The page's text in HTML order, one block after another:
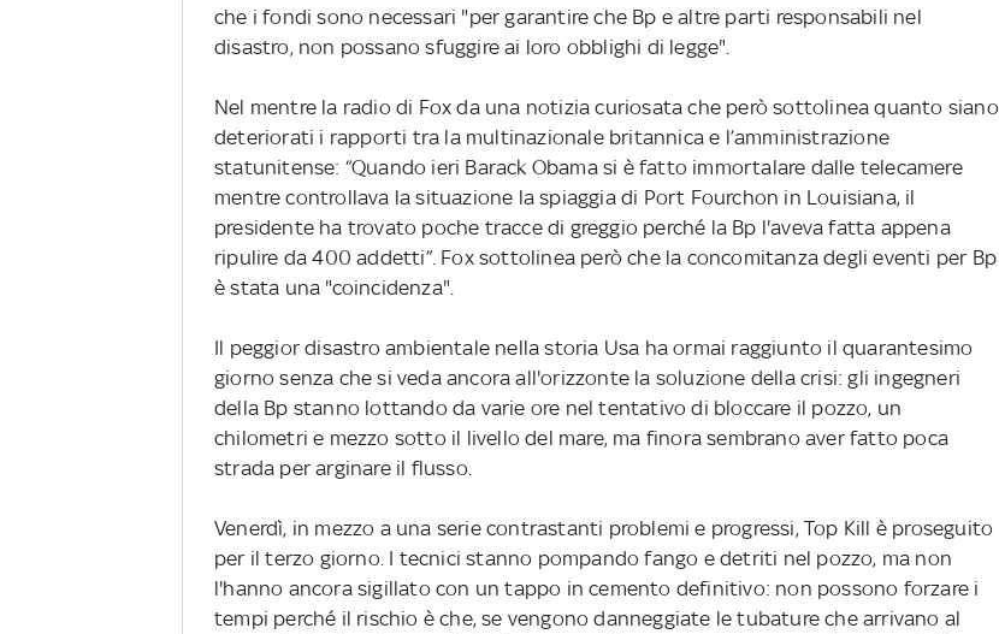
che i fondi sono necessari "per garantire che Bp e altre parti responsabili nel
disastro, non possano sfuggire ai loro obblighi di legge".
Nel mentre la radio di Fox da una notizia curiosata che però sottolinea quanto siano
deteriorati i rapporti tra la multinazionale britannica e l’amministrazione
statunitense: “Quando ieri Barack Obama si è fatto immortalare dalle telecamere
mentre controllava la situazione la spiaggia di Port Fourchon in Louisiana, il
presidente ha trovato poche tracce di greggio perché la Bp l'aveva fatta appena
ripulire da 400 addetti”. Fox sottolinea però che la concomitanza degli eventi per Bp
è stata una "coincidenza".
Il peggior disastro ambientale nella storia Usa ha ormai raggiunto il quarantesimo
giorno senza che si veda ancora all'orizzonte la soluzione della crisi: gli ingegneri
della Bp stanno lottando da varie ore nel tentativo di bloccare il pozzo, un
chilometri e mezzo sotto il livello del mare, ma finora sembrano aver fatto poca
strada per arginare il flusso.
Venerdì, in mezzo a una serie contrastanti problemi e progressi, Top Kill è proseguito
per il terzo giorno. I tecnici stanno pompando fango e detriti nel pozzo, ma non
l'hanno ancora sigillato con un tappo in cemento definitivo: non possono forzare i
tempi perché il rischio è che, se vengono danneggiate le tubature che arrivano al